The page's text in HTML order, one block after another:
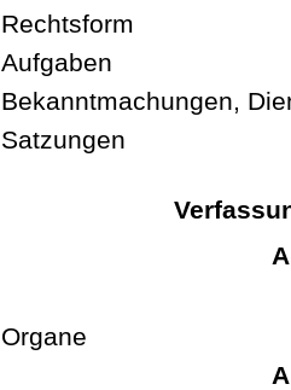
Rechtsform
Aufgaben
Bekanntmachungen,
Satzungen
Organe